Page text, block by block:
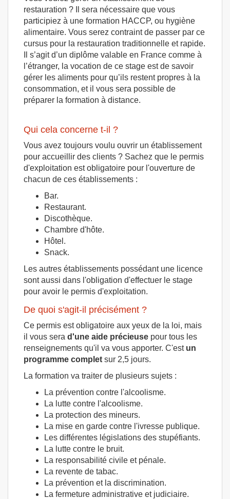
restauration ? Il sera nécessaire que vous
participiez à une formation HACCP, ou hygiène
alimentaire. Vous serez contraint de passer par ce
cursus pour la restauration traditionnelle et rapide.
Il s’agit d’un diplôme valable en France comme à
l’étranger, la vocation de ce stage est de savoir
gérer les aliments pour qu’ils restent propres à la
consommation, et il vous sera possible de
préparer la formation à distance.
Qui cela concerne t-il ?
Vous avez toujours voulu ouvrir un établissement
pour accueillir des clients ? Sachez que le permis
d'exploitation est obligatoire pour l'ouverture de
chacun de ces établissements :
Bar.
Restaurant.
Discothèque.
Chambre d'hôte.
Hôtel.
Snack.
Les autres établissements possédant une licence
sont aussi dans l'obligation d'effectuer le stage
pour avoir le permis d'exploitation.
De quoi s'agit-il précisément ?
Ce permis est obligatoire aux yeux de la loi, mais
il vous sera d'une aide précieuse pour tous les
renseignements qu'il va vous apporter. C'estun
programme complet sur 2,5 jours.
La formation va traiter de plusieurs sujets :
La prévention contre l'alcoolisme.
La lutte contre l'alcoolisme.
La protection des mineurs.
La mise en garde contre l'ivresse publique.
Les différentes législations des stupéfiants.
La lutte contre le bruit.
La responsabilité civile et pénale.
La revente de tabac.
La prévention et la discrimination.
La fermeture administrative et judiciaire.